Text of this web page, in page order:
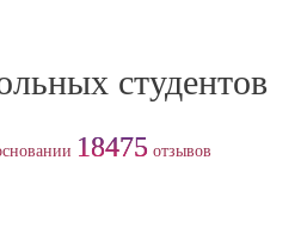
студентов
18475 отзывов